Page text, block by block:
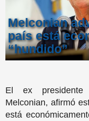
Melconian
país está
“hundido”
El ex presidente
Melconian, afirmó
está